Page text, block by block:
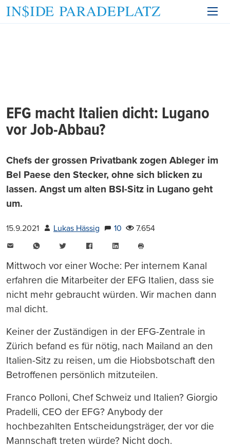
EFG macht Italien dicht: Lugano
vor Job-Abbau?
Chefs der grossen Privatbank zogen Ableger im
Bel Paese den Stecker, ohne sich blicken zu
lassen. Angst um alten BSI-Sitz in Lugano geht
um.
15.9.2021 Lukas Hässig 10
7.654
WhatsAppTwitter FacebookLinkedIn
drucken
Mittwoch vor einer Woche: Per internem Kanal
erfahren die Mitarbeiter der EFG Italien, dass sie
nicht mehr gebraucht würden. Wir machen dann
mal dicht.
Keiner der Zuständigen in der EFG-Zentrale in
Zürich befand es für nötig, nach Mailand an den
Italien-Sitz zu reisen, um die Hiobsbotschaft den
Betroffenen persönlich mitzuteilen.
Franco Polloni, Chef Schweiz und Italien? Giorgio
Pradelli, CEO der EFG? Anybody der
hochbezahlten Entscheidungsträger, der vor die
Mannschaft treten würde? Nicht doch.